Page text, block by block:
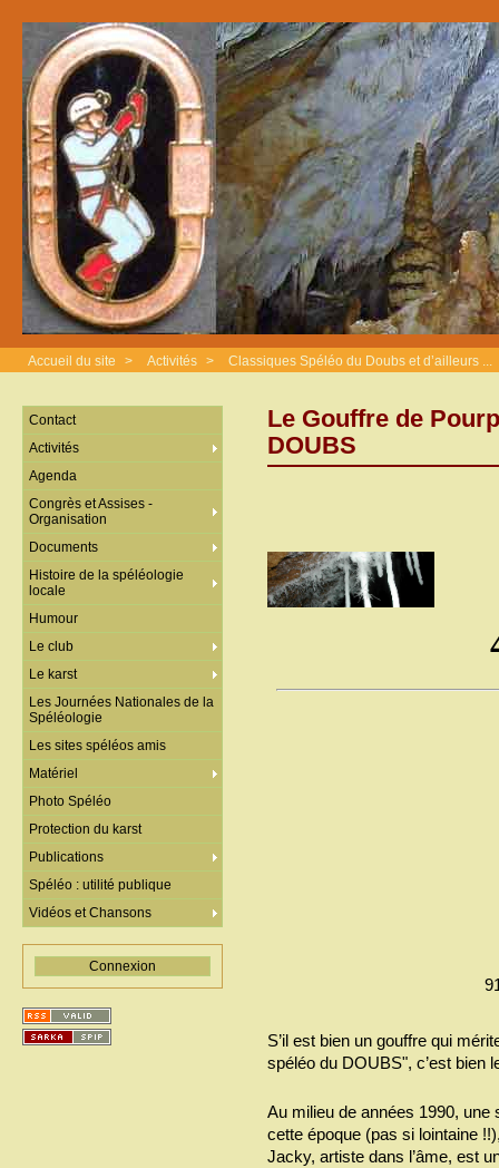
Accueil du site > Activités > Classiques Spéléo du Doubs et d’ailleurs ...
Le Gouffre de
DOUBS
S’il est bien un gouffre qui
spéléo du DOUBS", c’est bien
Au milieu de années 1990, une
cette époque (pas si lointaine
Jacky, artiste dans l’âme, est
Contact
Activités
Agenda
Congrès et Assises -
Organisation
Documents
Histoire de la spéléologie
locale
Humour
Le club
Le karst
Les Journées Nationales de la
Spéléologie
Les sites spéléos amis
Matériel
Photo Spéléo
Protection du karst
Publications
Spéléo : utilité publique
Vidéos et Chansons
Connexion